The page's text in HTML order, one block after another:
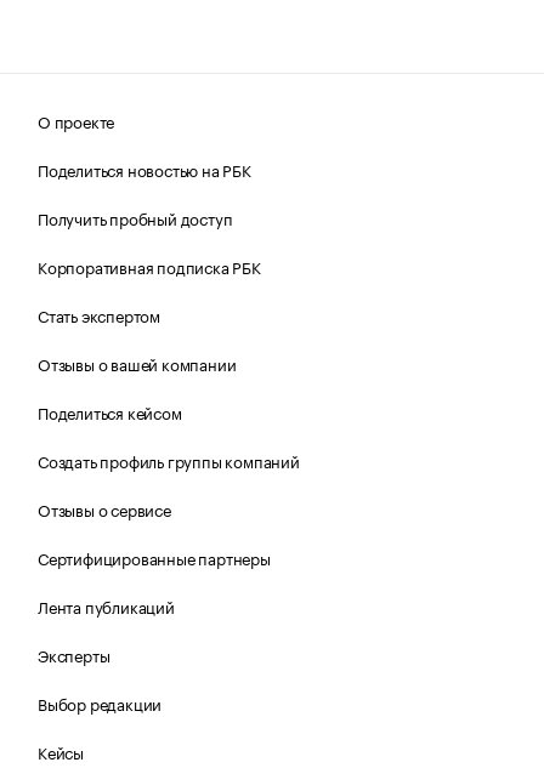
О проекте
Поделиться новостью на РБК
Получить пробный доступ
Корпоративная подписка РБК
Стать экспертом
Отзывы о вашей компании
Поделиться кейсом
Создать профиль группы компаний
Отзывы о сервисе
Сертифицированные партнеры
Лента публикаций
Эксперты
Выбор редакции
Кейсы